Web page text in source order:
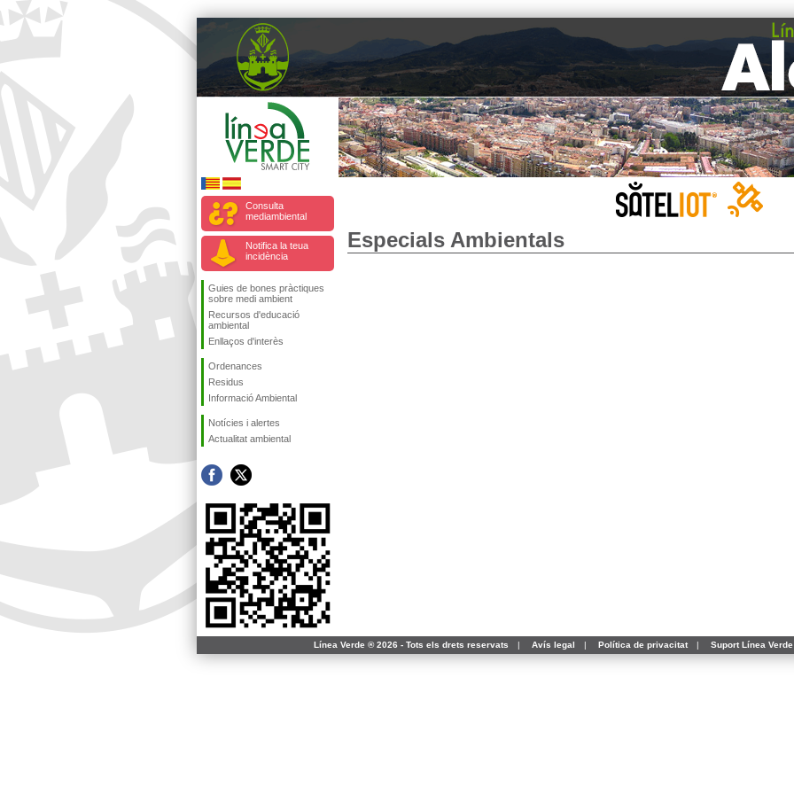
Consulta
mediambiental
Notifica la teua
incidència
Guies de bones pràctiques
sobre medi ambient
Recursos d'educació
ambiental
Enllaços d'interès
Ordenances
Residus
Informació Ambiental
Notícies i alertes
Actualitat ambiental
Especials Ambientals
Línea Verde ® 2026 - Tots els drets reservats | Avís legal | Política de privacitat | Suport Línea Verde